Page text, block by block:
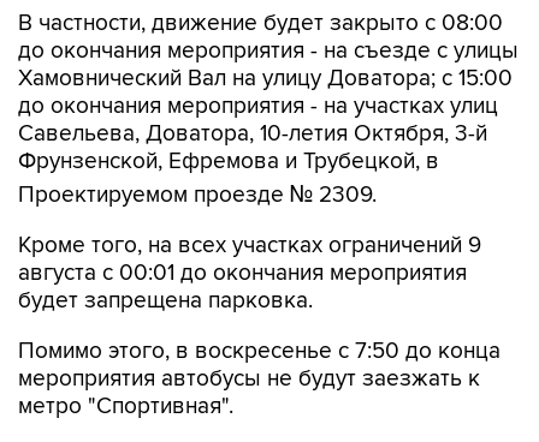
В частности, движение будет закрыто с 08:00
до окончания мероприятия - на съезде с улицы
Хамовнический Вал на улицу Доватора; с 15:00
до окончания мероприятия - на участках улиц
Савельева, Доватора, 10-летия Октября, 3-й
Фрунзенской, Ефремова и Трубецкой, в
Проектируемом проезде № 2309.
Кроме того, на всех участках ограничений 9
августа с 00:01 до окончания мероприятия
будет запрещена парковка.
Помимо этого, в воскресенье с 7:50 до конца
мероприятия автобусы не будут заезжать к
метро "Спортивная".